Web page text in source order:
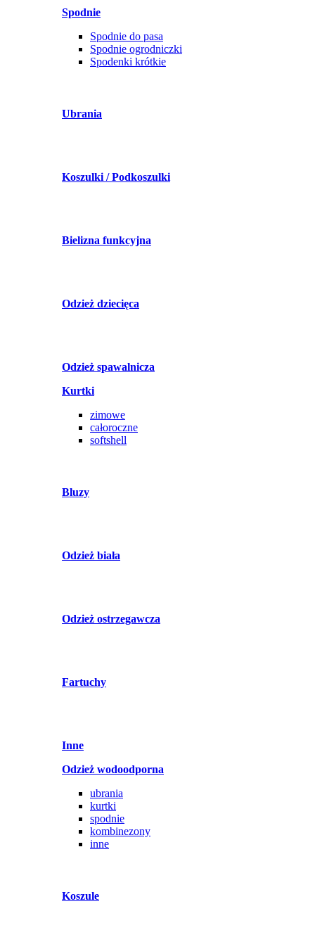
Spodnie
Spodnie do pasa
Spodnie ogrodniczki
Spodenki krótkie
Ubrania
Koszulki / Podkoszulki
Bielizna funkcyjna
Odzież dziecięca
Odzież spawalnicza
Kurtki
zimowe
całoroczne
softshell
Bluzy
Odzież biała
Odzież ostrzegawcza
Fartuchy
Inne
Odzież wodoodporna
ubrania
kurtki
spodnie
kombinezony
inne
Koszule